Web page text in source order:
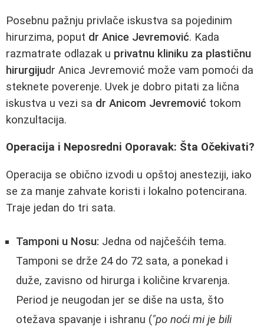
Posebnu pažnju privlače iskustva sa pojedinim
hirurzima, poput dr Anice Jevremović. Kada
razmatrate odlazak u privatnu kliniku za plastičnu
hirurgijudr Anica Jevremović može vam pomoći da
steknete poverenje. Uvek je dobro pitati za lična
iskustva u vezi sa dr Anicom Jevremović tokom
konzultacija.
Operacija i Neposredni Oporavak: Šta Očekivati?
Operacija se obično izvodi u opštoj anesteziji, iako
se za manje zahvate koristi i lokalno potencirana.
Traje jedan do tri sata.
Tamponi u Nosu: Jedna od najčešćih tema.
Tamponi se drže 24 do 72 sata, a ponekad i
duže, zavisno od hirurga i količine krvarenja.
Period je neugodan jer se diše na usta, što
otežava spavanje i ishranu ("po noći mi je bili